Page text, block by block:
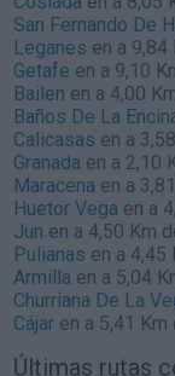
San Fernando De
Leganes en a
Getafe en a 9,10
Bailen en a 4,00
Baños De La
Calicasas en a
Granada en a 2,10
Maracena en a
Huetor Vega en a
Jun en a 4,50 Km
Pulianas en a 4,45
Armilla en a 5,04
Churriana De La
Cájar en a 5,41
Últimas rutas